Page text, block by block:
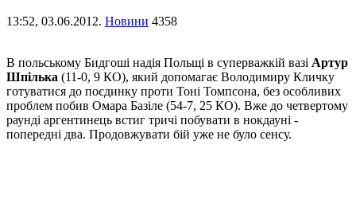
13:52, 03.06.2012. Новини 4358
В польському Бидгоші надія Польщі в суперважкій вазі Артур
Шпілька (11-0, 9 КО), який допомагає Володимиру Кличку
готуватися до поєдинку проти Тоні Томпсона, без особливих
проблем побив Омара Базіле (54-7, 25 КО). Вже до четвертому
раунді аргентинець встиг тричі побувати в нокдауні -
попередні два. Продовжувати бій уже не було сенсу.